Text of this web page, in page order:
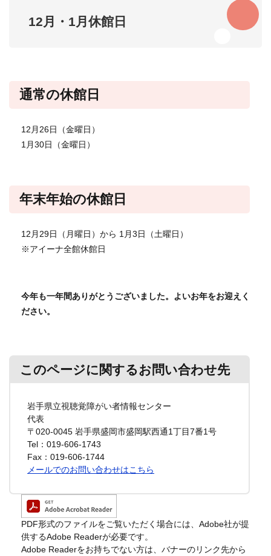
12月・1月休館日
通常の休館日
12月26日（金曜日）
​1月30日（金曜日）
​年末年始の休館日
12月29日（月曜日）から 1月3日（土曜日）​
​※アイーナ全館休館日
今年も一年間ありがとうございました。よいお年をお迎えく
ださい。
このページに関するお問い合わせ先
岩手県立視聴覚障がい者情報センター
代表
〒020-0045 岩手県盛岡市盛岡駅西通1丁目7番1号
Tel：019-606-1743
Fax：019-606-1744
メールでのお問い合わせはこちら
PDF形式のファイルをご覧いただく場合には、Adobe社が提
供するAdobe Readerが必要です。
Adobe Readerをお持ちでない方は、バナーのリンク先から